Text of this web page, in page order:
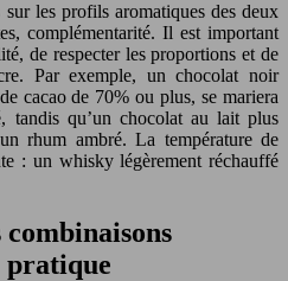
les profils aromatiques des deux
complémentarité. Il est important
de respecter les proportions et de
Par exemple, un chocolat noir
cacao de 70% ou plus, se mariera
tandis qu’un chocolat au lait plus
rhum ambré. La température de
: un whisky légèrement réchauffé
combinaisons
pratique